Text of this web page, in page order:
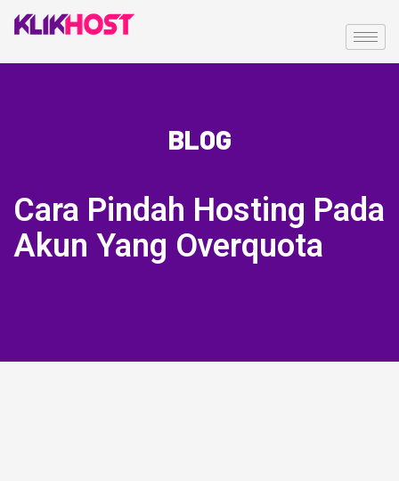
BLOG
Cara Pindah Hosting Pada
Akun Yang Overquota